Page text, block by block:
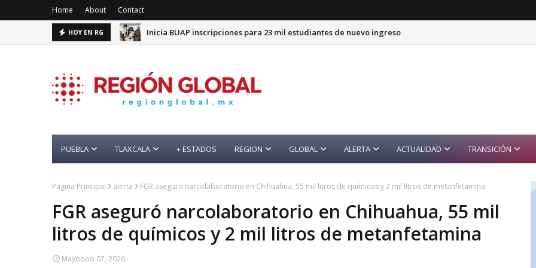
Home About Contact
HOY EN RG Inicia BUAP inscripciones para 23 mil estudiantes de nuevo ingreso
PUEBLA TLAXCALA + ESTADOS REGION GLOBAL ALERTA ACTUALIDAD TRANSICIÓN
Página Principal alerta FGR aseguró narcolaboratorio en Chihuahua, 55 mil litros de químicos y 2 mil litros de metanfetamina
FGR aseguró narcolaboratorio en Chihuahua, 55 mil
litros de químicos y 2 mil litros de metanfetamina
Mayoooo 07, 2026